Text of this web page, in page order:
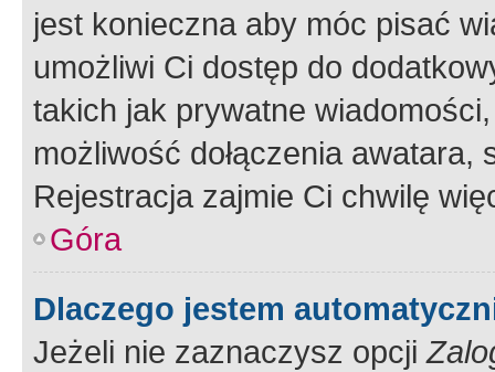
jest konieczna aby móc pisać
umożliwi Ci dostęp do
takich jak prywatne
możliwość dołączenia
Rejestracja zajmie Ci chwilę
Góra
Dlaczego jestem
Jeżeli nie zaznaczysz opcji